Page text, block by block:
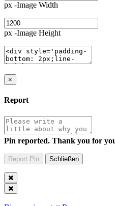
px -Image Width
px -Image Height
×
Report
Pin reported. Thank you for